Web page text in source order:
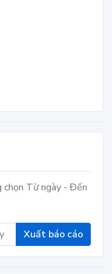
chọn Từ ngày - Đến
Xuất báo cáo